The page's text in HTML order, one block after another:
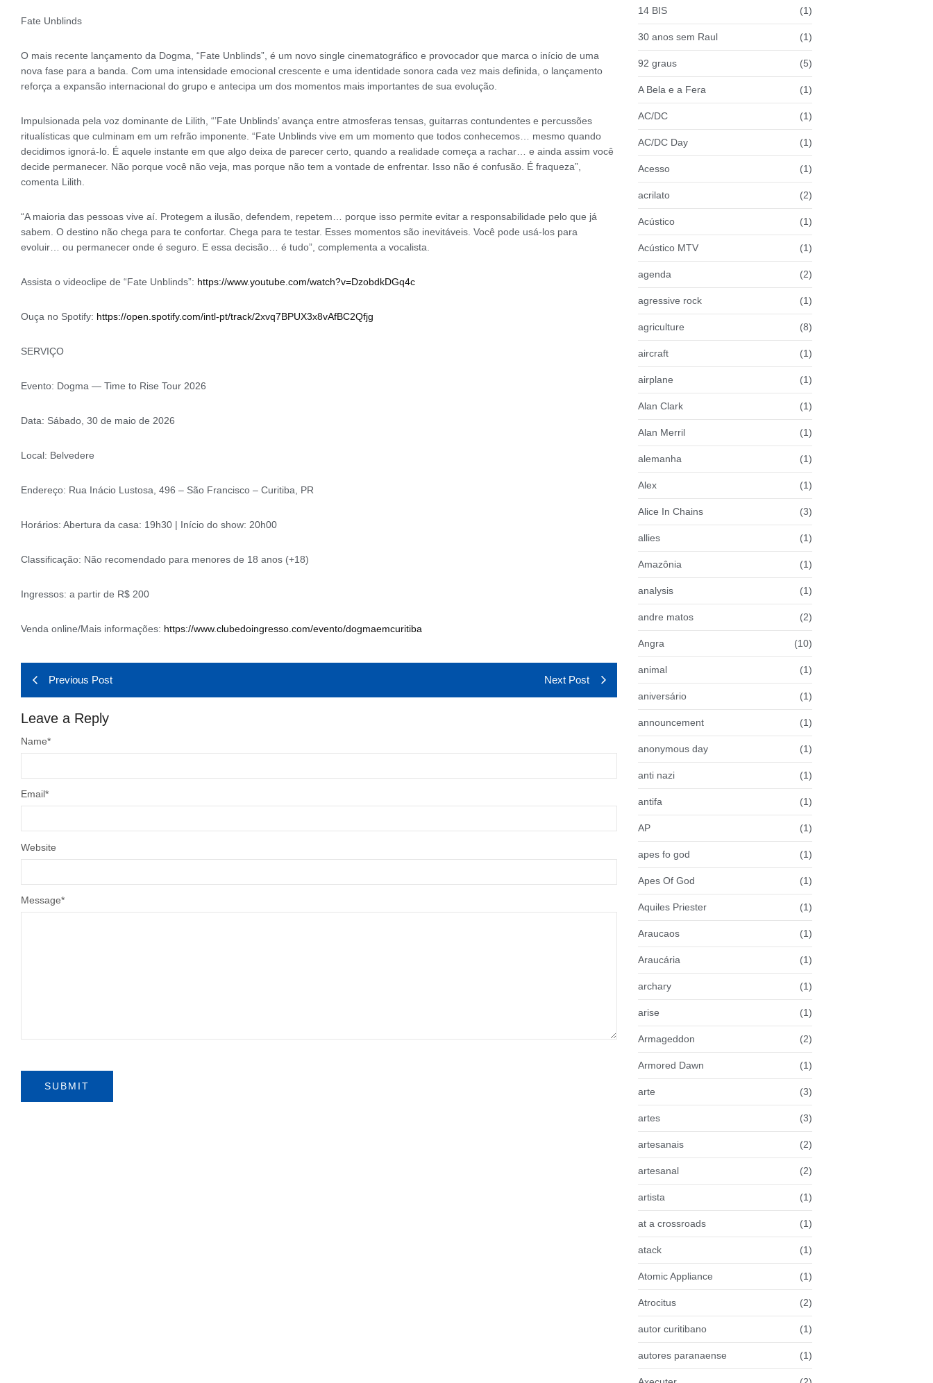
Fate Unblinds
O mais recente lançamento da Dogma, “Fate Unblinds”, é um novo single cinematográfico e provocador que marca o início de uma
nova fase para a banda. Com uma intensidade emocional crescente e uma identidade sonora cada vez mais definida, o lançamento
reforça a expansão internacional do grupo e antecipa um dos momentos mais importantes de sua evolução.
Impulsionada pela voz dominante de Lilith, “’Fate Unblinds’ avança entre atmosferas tensas, guitarras contundentes e percussões
ritualísticas que culminam em um refrão imponente. “Fate Unblinds vive em um momento que todos conhecemos… mesmo quando
decidimos ignorá-lo. É aquele instante em que algo deixa de parecer certo, quando a realidade começa a rachar… e ainda assim você
decide permanecer. Não porque você não veja, mas porque não tem a vontade de enfrentar. Isso não é confusão. É fraqueza”,
comenta Lilith.
“A maioria das pessoas vive aí. Protegem a ilusão, defendem, repetem… porque isso permite evitar a responsabilidade pelo que já
sabem. O destino não chega para te confortar. Chega para te testar. Esses momentos são inevitáveis. Você pode usá-los para
evoluir… ou permanecer onde é seguro. E essa decisão… é tudo”, complementa a vocalista.
Assista o videoclipe de “Fate Unblinds”: https://www.youtube.com/watch?v=DzobdkDGq4c
Ouça no Spotify: https://open.spotify.com/intl-pt/track/2xvq7BPUX3x8vAfBC2Qfjg
SERVIÇO
Evento: Dogma — Time to Rise Tour 2026
Data: Sábado, 30 de maio de 2026
Local: Belvedere
Endereço: Rua Inácio Lustosa, 496 – São Francisco – Curitiba, PR
Horários: Abertura da casa: 19h30 | Início do show: 20h00
Classificação: Não recomendado para menores de 18 anos (+18)
Ingressos: a partir de R$ 200
Venda online/Mais informações: https://www.clubedoingresso. com/evento/dogmaemcuritiba
Previous Post Next Post
Leave a Reply
Message*
Name*
Email*
Website
14 BIS (1)
30 anos sem Raul (1)
92 graus (5)
A Bela e a Fera (1)
AC/DC (1)
AC/DC Day (1)
Acesso (1)
acrilato (2)
Acústico (1)
Acústico MTV (1)
agenda (2)
agressive rock (1)
agriculture (8)
aircraft (1)
airplane (1)
Alan Clark (1)
Alan Merril (1)
alemanha (1)
Alex (1)
Alice In Chains (3)
allies (1)
Amazônia (1)
analysis (1)
andre matos (2)
Angra (10)
animal (1)
aniversário (1)
announcement (1)
anonymous day (1)
anti nazi (1)
antifa (1)
AP (1)
apes fo god (1)
Apes Of God (1)
Aquiles Priester (1)
Araucaos (1)
Araucária (1)
archary (1)
arise (1)
Armageddon (2)
Armored Dawn (1)
arte (3)
artes (3)
artesanais (2)
artesanal (2)
artista (1)
at a crossroads (1)
atack (1)
Atomic Appliance (1)
Atrocitus (2)
autor curitibano (1)
autores paranaense (1)